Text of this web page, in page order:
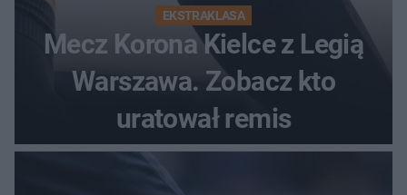
EKSTRAKLASA
Mecz Korona Kielce z Legią
Warszawa. Zobacz kto
uratował remis